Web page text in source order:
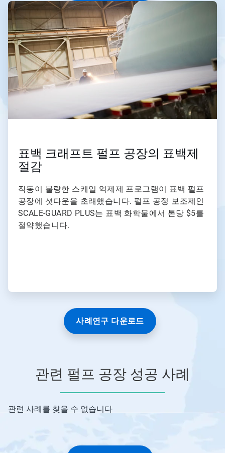
ArticleTile
표백 크래프트 펄프 공장의 표백제
절감
작동이 불량한 스케일 억제제 프로그램이 표백 펄프
공장에 셧다운을 초래했습니다. 펄프 공정 보조제인
SCALE-GUARD PLUS는 표백 화학물에서 톤당 $5를
절약했습니다.
사례연구 다운로드
관련 펄프 공장 성공 사례
관련 사례를 찾을 수 없습니다